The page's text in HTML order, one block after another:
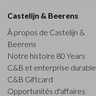
Castelijn & Beerens
À propos de Castelijn &
Beerens
Notre histoire 80 Years
C&B et enterprise durable
C&B Giftcard
Opportunités d'affaires